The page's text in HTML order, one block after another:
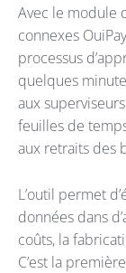
Avec le module
connexes
processus
quelques
aux
feuilles de
aux retraits des
L’outil permet
données dans
coûts, la
C’est la